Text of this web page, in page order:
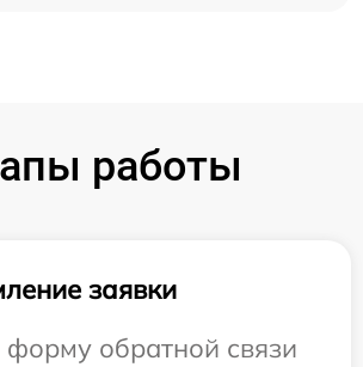
работы
заявки
обратной связи